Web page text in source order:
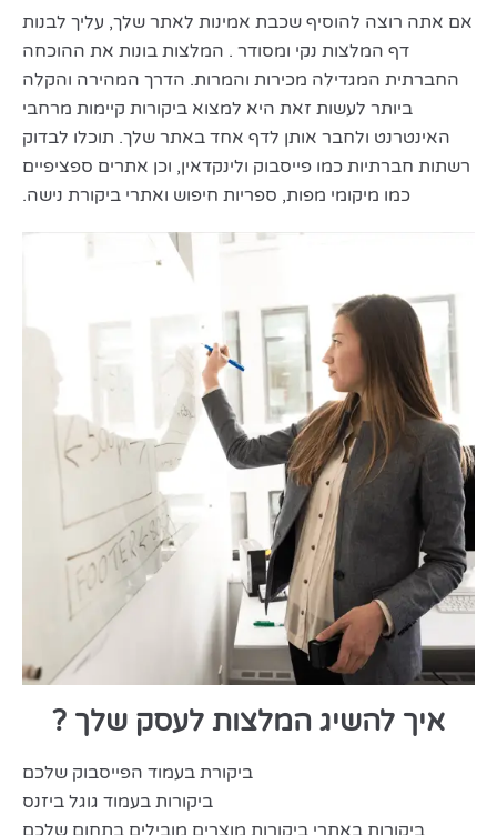
אם אתה רוצה להוסיף שכבת אמינות לאתר שלך, עליך לבנות
דף המלצות נקי ומסודר . המלצות בונות את ההוכחה
החברתית המגדילה מכירות והמרות. הדרך המהירה והקלה
ביותר לעשות זאת היא למצוא ביקורות קיימות מרחבי
האינטרנט ולחבר אותן לדף אחד באתר שלך. תוכלו לבדוק
רשתות חברתיות כמו פייסבוק ולינקדאין, וכן אתרים ספציפיים
כמו מיקומי מפות, ספריות חיפוש ואתרי ביקורת נישה.
איך להשיג המלצות לעסק שלך ?
ביקורת בעמוד הפייסבוק שלכם
ביקורות בעמוד גוגל ביזנס